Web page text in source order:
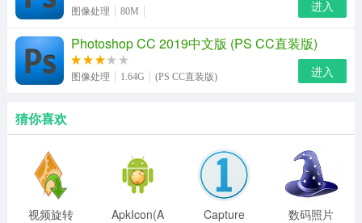
图像处理 80M 进入
Photoshop CC 2019中文版 (PS CC直装版)
图像处理 1.64G (PS CC直装版) 进入
猜你喜欢
视频旋转
ApkIcon(APK
Capture
数码照片